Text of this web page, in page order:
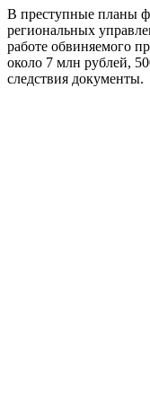
В преступные планы
региональных
работе обвиняемого
около 7 млн рублей,
следствия документы.